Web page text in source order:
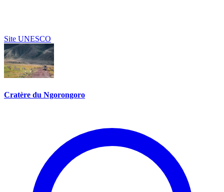
Site UNESCO
Cratère du Ngorongoro